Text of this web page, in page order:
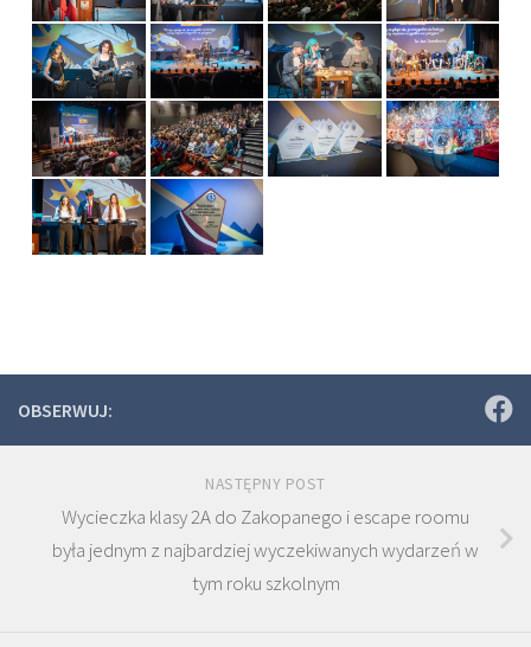
OBSERWUJ:
NASTĘPNY POST
Wycieczka klasy 2A do Zakopanego i escape roomu
była jednym z najbardziej wyczekiwanych wydarzeń w
tym roku szkolnym